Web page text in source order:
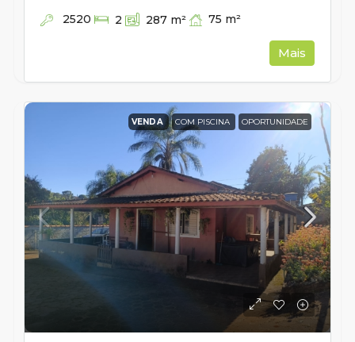
2520 2 287 m² 75 m²
Mais
VENDA COM PISCINA OPORTUNIDADE